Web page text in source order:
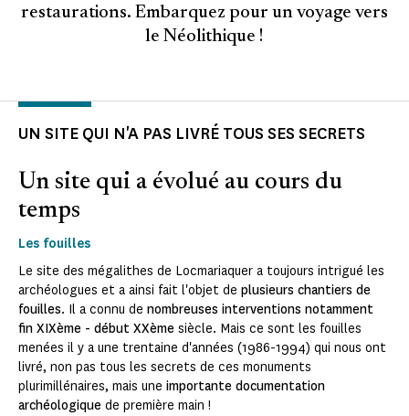
restaurations. Embarquez pour un voyage vers
le Néolithique !
UN SITE QUI N'A PAS LIVRÉ TOUS SES SECRETS
Un site qui a évolué au cours du
temps
Les fouilles
Le site des mégalithes de Locmariaquer a toujours intrigué les
archéologues et a ainsi fait l'objet de plusieurs chantiers de
fouilles. Il a connu de nombreuses interventions notamment
fin XIXème - début XXème siècle. Mais ce sont les fouilles
menées il y a une trentaine d'années (1986-1994) qui nous ont
livré, non pas tous les secrets de ces monuments
plurimillénaires, mais une importante documentation
archéologique de première main !